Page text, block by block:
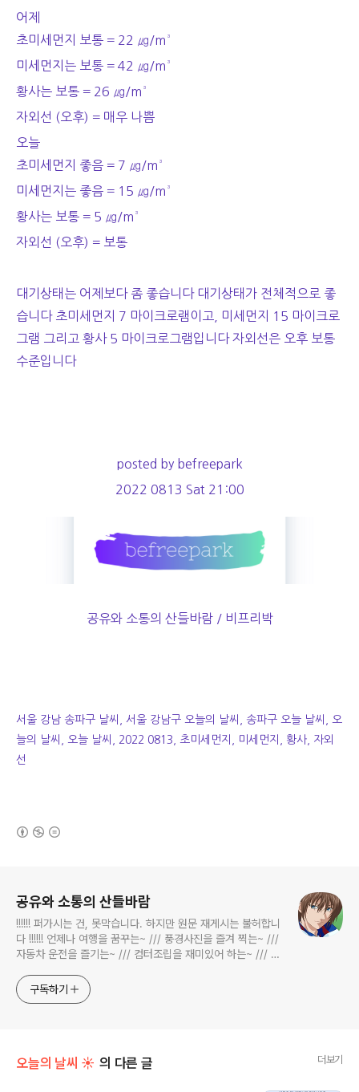
어제
초미세먼지 보통 = 22 ㎍/m³
미세먼지는 보통 = 42 ㎍/m³
황사는 보통 = 26 ㎍/m³
자외선 (오후) = 매우 나쁨
오늘
초미세먼지 좋음 = 7 ㎍/m³
미세먼지는 좋음 = 15 ㎍/m³
황사는 보통 = 5 ㎍/m³
자외선 (오후) = 보통
대기상태는 어제보다 좀 좋습니다 대기상태가 전체적으로 좋
습니다 초미세먼지 7 마이크로램이고, 미세먼지 15 마이크로
그램 그리고 황사 5 마이크로그램입니다 자외선은 오후 보통
수준입니다
posted by befreepark
2022 0813 Sat 21:00
공유와 소통의 산들바람 / 비프리박
서울 강남 송파구 날씨, 서울 강남구 오늘의 날씨, 송파구 오늘 날씨, 오
늘의 날씨, 오늘 날씨, 2022 0813, 초미세먼지, 미세먼지, 황사, 자외
선
공유와 소통의 산들바람
!!!!!! 퍼가시는 건, 못막습니다. 하지만 원문 재게시는 불허합니
다 !!!!!! 언제나 여행을 꿈꾸는~ /// 풍경사진을 즐겨 찍는~ ///
자동차 운전을 즐기는~ /// 컴터조립을 재미있어 하는~ /// 고
식하는 미드가 있는~ /// 사회적 이슈에 발언하는~ 不老巨
구독하기
오늘의 날씨 ☀ 의 다른 글 더보기